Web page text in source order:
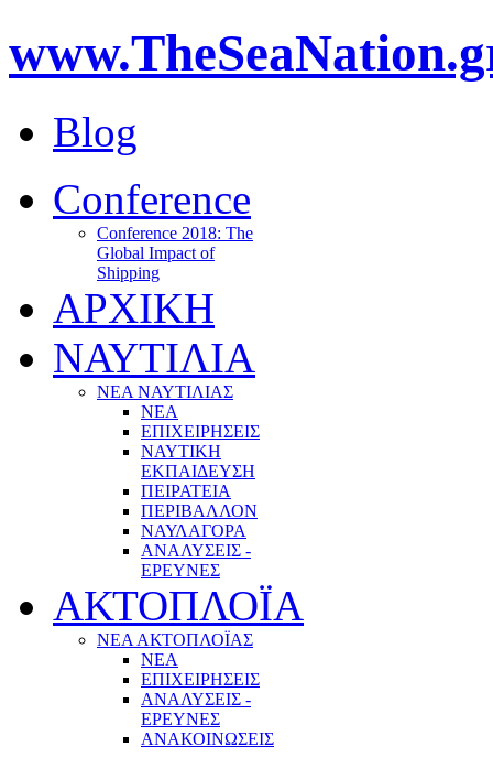
Blog
Conference
Conference 2018: The
Global Impact of
Shipping
ΑΡΧΙΚΗ
ΝΑΥΤΙΛΙΑ
ΝΕΑ ΝΑΥΤΙΛΙΑΣ
ΝΕΑ
ΕΠΙΧΕΙΡΗΣΕΙΣ
ΝΑΥΤΙΚΗ
ΕΚΠΑΙΔΕΥΣΗ
ΠΕΙΡΑΤΕΙΑ
ΠΕΡΙΒΑΛΛΟΝ
ΝΑΥΛΑΓΟΡΑ
ΑΝΑΛΥΣΕΙΣ -
ΕΡΕΥΝΕΣ
ΑΚΤΟΠΛΟΪΑ
ΝΕΑ ΑΚΤΟΠΛΟΪΑΣ
ΝΕΑ
ΕΠΙΧΕΙΡΗΣΕΙΣ
ΑΝΑΛΥΣΕΙΣ -
ΕΡΕΥΝΕΣ
ΑΝΑΚΟΙΝΩΣΕΙΣ